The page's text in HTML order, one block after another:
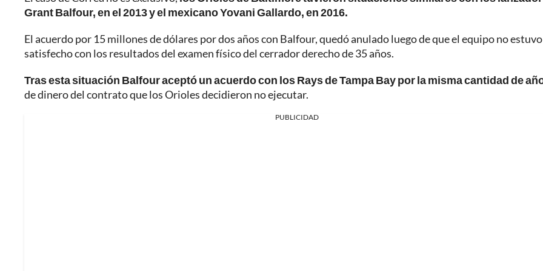
Grant Balfour, en el 2013 y el mexicano Yovani Gallardo, en 2016.
El acuerdo por 15 millones de dólares por dos años con Balfour, quedó anulado luego de que el equipo no estuvo
satisfecho con los resultados del examen físico del cerrador derecho de 35 años.
Tras esta situación Balfour aceptó un acuerdo con los Rays de Tampa Bay por la misma cantidad de
de dinero del contrato que los Orioles decidieron no ejecutar.
PUBLICIDAD